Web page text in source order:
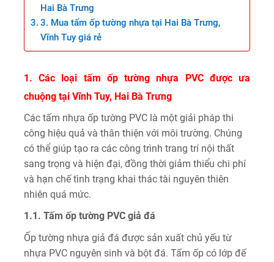
Hai Bà Trưng
3. Mua tấm ốp tường nhựa tại Hai Bà Trưng,
Vĩnh Tuy giá rẻ
1. Các loại tấm ốp tường nhựa PVC được ưa
chuộng tại Vĩnh Tuy, Hai Bà Trưng
Các tấm nhựa ốp tường PVC là một giải pháp thi
công hiệu quả và thân thiện với môi trường. Chúng
có thể giúp tạo ra các công trình trang trí nội thất
sang trọng và hiện đại, đồng thời giảm thiểu chi phí
và hạn chế tình trạng khai thác tài nguyên thiên
nhiên quá mức.
1.1. Tấm ốp tường PVC giả đá
Ốp tường nhựa giả đá được sản xuất chủ yếu từ
nhựa PVC nguyên sinh và bột đá. Tấm ốp có lớp đế